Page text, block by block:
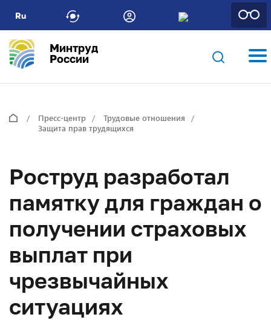
Ru
Минтруд
России
Пресс-центр
Трудовые отношения
Защита прав трудящихся
Роструд разработал
памятку для граждан о
получении страховых
выплат при
чрезвычайных
ситуациях